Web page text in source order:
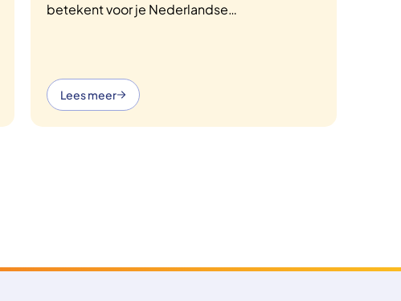
betekent voor je Nederlandse
werken.
Lees meer